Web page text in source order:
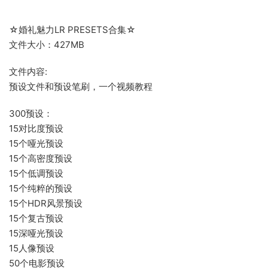
☆婚礼魅力LR PRESETS合集☆
文件大小：427MB
文件内容:
预设文件和预设笔刷，一个视频教程
300预设：
15对比度预设
15个哑光预设
15个高密度预设
15个低调预设
15个纯粹的预设
15个HDR风景预设
15个复古预设
15深哑光预设
15人像预设
50个电影预设